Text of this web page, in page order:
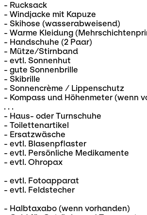
- Rucksack
- Windjacke mit Kapuze
- Skihose (wasserabweisend)
- Warme Kleidung
- Handschuhe (2 Paar)
- Mütze/Stirnband
- evtl. Sonnenhut
- gute Sonnenbrille
- Skibrille
- Sonnencrème / Lippenschutz
- Kompass und Höhenmeter (wenn
. . .
- Haus- oder Turnschuhe
- Toilettenartikel
- Ersatzwäsche
- evtl. Blasenpflaster
- evtl. Persönliche Medikamente
- evtl. Ohropax
- evtl. Fotoapparat
- evtl. Feldstecher
- Halbtaxabo (wenn vorhanden)